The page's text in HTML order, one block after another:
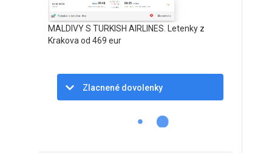
MALDIVY S TURKISH AIRLINES. Letenky z
Krakova od 469 eur
Zlacnené dovolenky